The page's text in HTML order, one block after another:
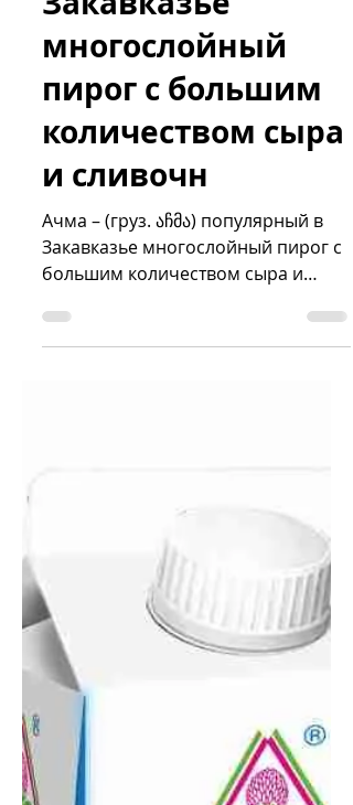
Ачма – (груз. აჩმა)
популярный в
Закавказье
многослойный
пирог с большим
количеством сыра
и сливочн
Ачма – (груз. აჩმა) популярный в
Закавказье многослойный пирог с